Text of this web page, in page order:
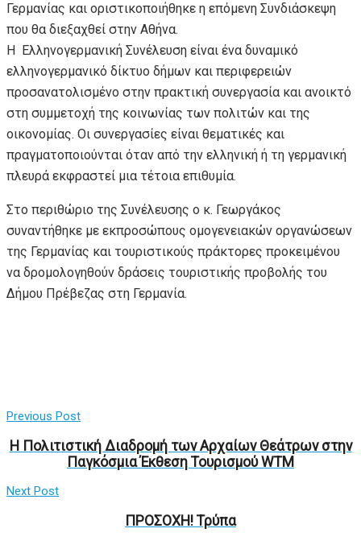
Γερμανίας και οριστικοποιήθηκε η επόμενη Συνδιάσκεψη
που θα διεξαχθεί στην Αθήνα.
Η Ελληνογερμανική Συνέλευση είναι ένα δυναμικό
ελληνογερμανικό δίκτυο δήμων και περιφερειών
προσανατολισμένο στην πρακτική συνεργασία και ανοικτό
στη συμμετοχή της κοινωνίας των πολιτών και της
οικονομίας. Οι συνεργασίες είναι θεματικές και
πραγματοποιούνται όταν από την ελληνική ή τη γερμανική
πλευρά εκφραστεί μια τέτοια επιθυμία.
Στο περιθώριο της Συνέλευσης ο κ. Γεωργάκος
συναντήθηκε με εκπροσώπους ομογενειακών οργανώσεων
της Γερμανίας και τουριστικούς πράκτορες προκειμένου
να δρομολογηθούν δράσεις τουριστικής προβολής του
Δήμου Πρέβεζας στη Γερμανία.
Previous Post
H Πολιτιστική Διαδρομή των Αρχαίων Θεάτρων στην
Παγκόσμια Έκθεση Τουρισμού WTM
Next Post
ΠΡΟΣΟΧΗ! Τρύπα